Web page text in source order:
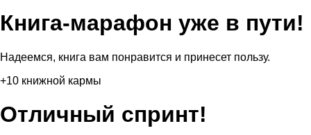
Книга-марафон уже в пути!
Надеемся, книга вам понравится и принесет пользу.
+10 книжной кармы
Отличный спринт!